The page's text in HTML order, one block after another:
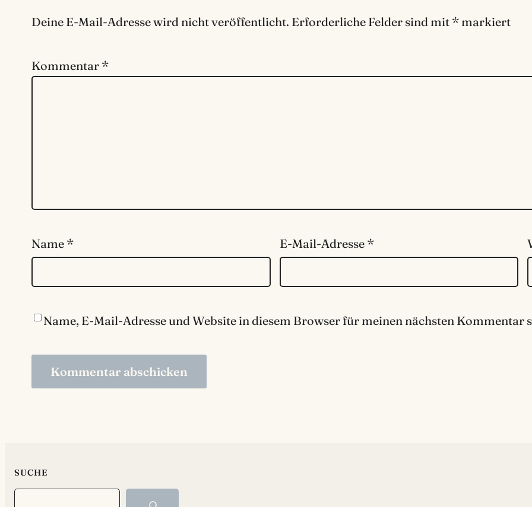
Deine E-Mail-Adresse wird nicht veröffentlicht. Erforderliche Felder sind mit *markiert
Kommentar *
Name * E-Mail-Adresse *
Name, E-Mail-Adresse und Website in diesem Browser für meinen nächsten Kommentar
SUCHE